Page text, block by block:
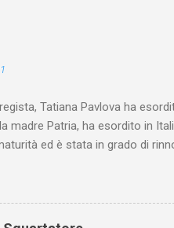
Tatiana Pavlova ha
madre Patria, ha esordito in
ed è stata in grado di